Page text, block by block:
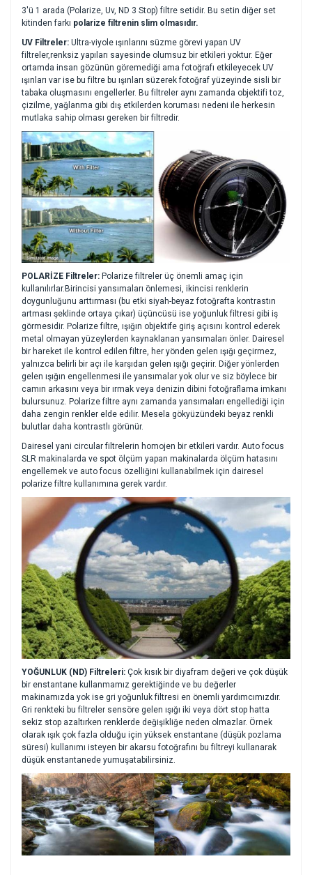
3'ü 1 arada (Polarize, Uv, ND 3 Stop) filtre setidir. Bu setin diğer set
kitinden farkı polarize filtrenin slim olmasıdır.
UV Filtreler: Ultra-viyole ışınlarını süzme görevi yapan UV
filtreler,renksiz yapıları sayesinde olumsuz bir etkileri yoktur. Eğer
ortamda insan gözünün göremediği ama fotoğrafı etkileyecek UV
ışınları var ise bu filtre bu ışınları süzerek fotoğraf yüzeyinde sisli bir
tabaka oluşmasını engellerler. Bu filtreler aynı zamanda objektifi toz,
çizilme, yağlanma gibi dış etkilerden koruması nedeni ile herkesin
mutlaka sahip olması gereken bir filtredir.
POLARİZE Filtreler: Polarize filtreler üç önemli amaç için
kullanılırlar.Birincisi yansımaları önlemesi, ikincisi renklerin
doygunluğunu arttırması (bu etki siyah-beyaz fotoğrafta kontrastın
artması şeklinde ortaya çıkar) üçüncüsü ise yoğunluk filtresi gibi iş
görmesidir. Polarize filtre, ışığın objektife giriş açısını kontrol ederek
metal olmayan yüzeylerden kaynaklanan yansımaları önler. Dairesel
bir hareket ile kontrol edilen filtre, her yönden gelen ışığı geçirmez,
yalnızca belirli bir açı ile karşıdan gelen ışığı geçirir. Diğer yönlerden
gelen ışığın engellenmesi ile yansımalar yok olur ve siz böylece bir
camın arkasını veya bir ırmak veya denizin dibini fotoğraflama imkanı
bulursunuz. Polarize filtre aynı zamanda yansımaları engellediği için
daha zengin renkler elde edilir. Mesela gökyüzündeki beyaz renkli
bulutlar daha kontrastlı görünür.
Dairesel yani circular filtrelerin homojen bir etkileri vardır. Auto focus
SLR makinalarda ve spot ölçüm yapan makinalarda ölçüm hatasını
engellemek ve auto focus özelliğini kullanabilmek için dairesel
polarize filtre kullanımına gerek vardır.
YOĞUNLUK (ND) Filtreleri: Çok kısık bir diyafram değeri ve çok düşük
bir enstantane kullanmamız gerektiğinde ve bu değerler
makinamızda yok ise gri yoğunluk filtresi en önemli yardımcımızdır.
Gri renkteki bu filtreler sensöre gelen ışığı iki veya dört stop hatta
sekiz stop azaltırken renklerde değişikliğe neden olmazlar. Örnek
olarak ışık çok fazla olduğu için yüksek enstantane (düşük pozlama
süresi) kullanımı isteyen bir akarsu fotoğrafını bu filtreyi kullanarak
düşük enstantanede yumuşatabilirsiniz.